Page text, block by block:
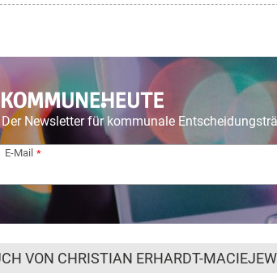
Der Newsletter für kommunale
E-Mail
VON CHRISTIAN ERHARDT-